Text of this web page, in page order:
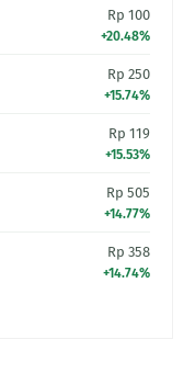
Rp 100
+20.48%
Rp 250
+15.74%
Rp 119
+15.53%
Rp 505
+14.77%
Rp 358
+14.74%